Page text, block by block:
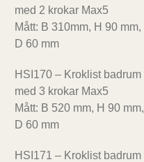
med 2 krokar Max5
Mått: B 310mm, H 90 mm,
D 60 mm
HSI170 – Kroklist badrum
med 3 krokar Max5
Mått: B 520 mm, H 90 mm,
D 60 mm
HSI171 – Kroklist badrum